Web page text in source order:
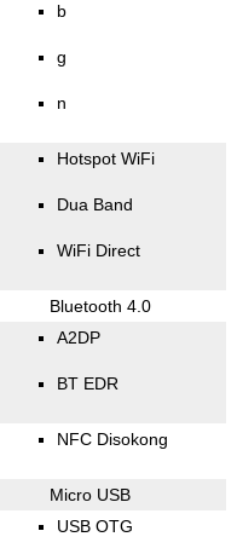
b
g
n
Hotspot WiFi
Dua Band
WiFi Direct
Bluetooth 4.0
A2DP
BT EDR
NFC Disokong
Micro USB
USB OTG